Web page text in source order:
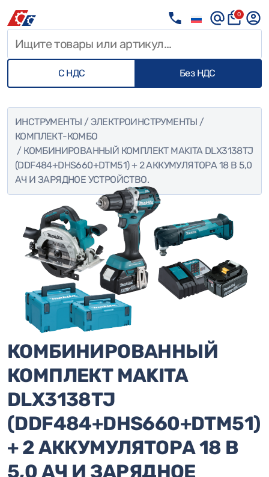
0
С НДС Без НДС
ИНСТРУМЕНТЫ / ЭЛЕКТРОИНСТРУМЕНТЫ /
КОМПЛЕКТ-КОМБО
/ КОМБИНИРОВАННЫЙ КОМПЛЕКТ MAKITA DLX3138TJ
(DDF484+DHS660+DTM51) + 2 АККУМУЛЯТОРА 18 В 5,0
АЧ И ЗАРЯДНОЕ УСТРОЙСТВО.
КОМБИНИРОВАННЫЙ
КОМПЛЕКТ MAKITA
DLX3138TJ
(DDF484+DHS660+DTM51)
+ 2 АККУМУЛЯТОРА 18 В
5,0 АЧ И ЗАРЯДНОЕ